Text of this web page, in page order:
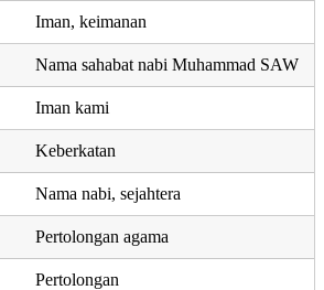
Iman, keimanan
Nama sahabat nabi Muhammad SAW
Iman kami
Keberkatan
Nama nabi, sejahtera
Pertolongan agama
Pertolongan